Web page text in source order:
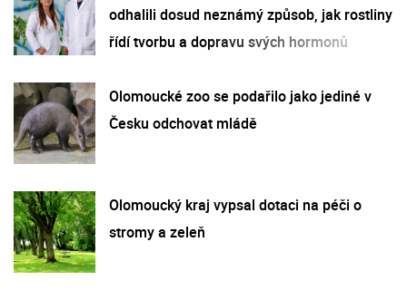
odhalili dosud neznámý způsob, jak rostliny
řídí tvorbu a dopravu svých hormonů
Olomoucké zoo se podařilo jako jediné v
Česku odchovat mládě
Olomoucký kraj vypsal dotaci na péči o
stromy a zeleň